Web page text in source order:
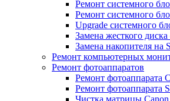
Ремонт системного
Ремонт системного
Upgrade системного
Замена жесткого
Замена накопителя на
Ремонт компьютерных
Ремонт фотоаппаратов
Ремонт фотоаппарата
Ремонт фотоаппарата
Чистка матрицы